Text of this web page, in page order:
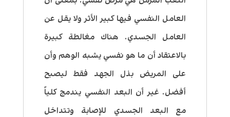
العامل النفسي فيها كبير الأثر ولا يقل عن
العامل الجسدي. هناك مغالطة كبيرة
بالاعتقاد أن ما هو نفسي يشبه الوهم وأن
على المريض بذل الجهد فقط ليصبح
أفضل. غير أن البعد النفسي يندمج كلياً
مع البعد الجسدي للإصابة وتتداخل